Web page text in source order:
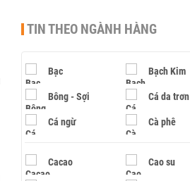
TIN THEO NGÀNH HÀNG
Bạc Bạch Kim
Bông - Sợi Cá da trơn
Cá ngừ Cà phê
Cacao Cao su